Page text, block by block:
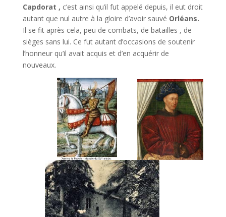
Capdorat , c’est ainsi qu’il fut appelé depuis, il eut droit
autant que nul autre à la gloire d’avoir sauvé Orléans.
Il se fit après cela, peu de combats, de batailles , de
sièges sans lui. Ce fut autant d’occasions de soutenir
l’honneur qu’il avait acquis et d’en acquérir de
nouveaux.